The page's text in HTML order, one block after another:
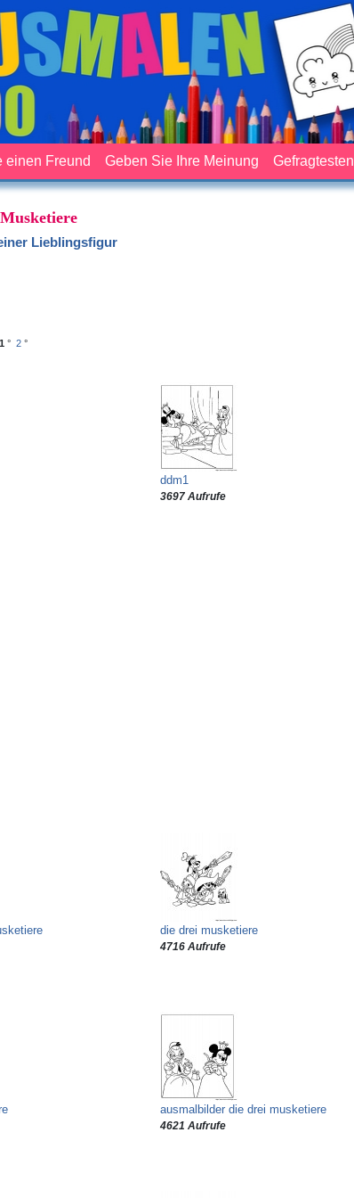
einen Freund Geben Sie Ihre Meinung Gefragtesten
Lieblingsfigur
1 ° 2 °
ddm1
3697 Aufrufe
die drei musketiere
4716 Aufrufe
ausmalbilder die drei musketiere
4621 Aufrufe